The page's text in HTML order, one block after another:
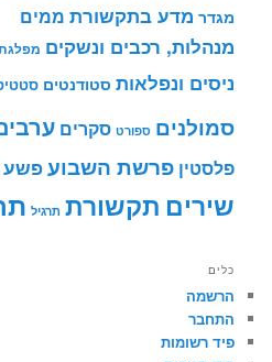
מגדר מדע בתקשורת ממים
מנהלות, רכבים ונשקים
ניסים ונפלאות סטודנטים
סמולנים ספורט סקרים
פלסטין פרשת השבועפשע
שירים תקשורת תרגיל
כלים
הרשמה
התחבר
פיד רשומות